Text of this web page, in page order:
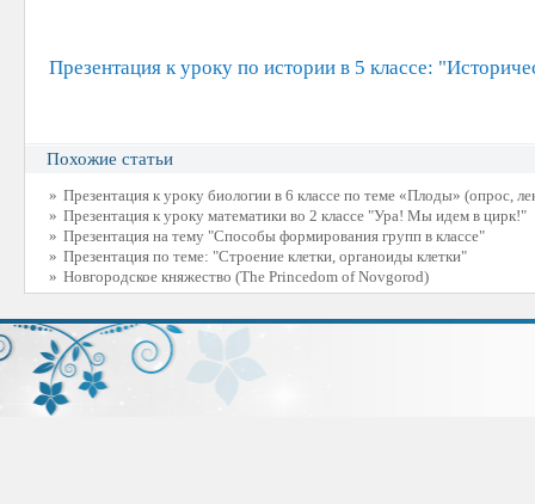
Презентация к уроку по истории в 5 классе:
Похожие статьи
» Презентация к уроку биологии в 6 классе по теме «Плоды» (опрос,
» Презентация к уроку математики во 2 классе "Ура! Мы идем в цирк!"
» Презентация на тему "Способы формирования групп в классе"
» Презентация по теме: "Строение клетки, органоиды клетки"
» Новгородское княжество (The Princedom of Novgorod)